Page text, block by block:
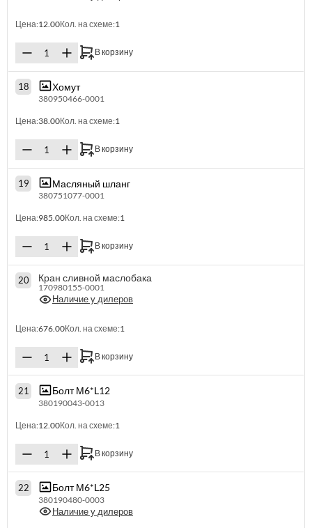
Цена:12.00Кол. на схеме:1
В корзину
18 Хомут
380950466-0001
Цена:38.00Кол. на схеме:1
В корзину
19 Масляный шланг
380751077-0001
Цена:985.00Кол. на схеме:1
В корзину
20 Кран сливной маслобака
170980155-0001
Наличие у дилеров
Цена:676.00Кол. на схеме:1
В корзину
21 Болт М6*L12
380190043-0013
Цена:12.00Кол. на схеме:1
В корзину
22 Болт М6*L25
380190480-0003
Наличие у дилеров